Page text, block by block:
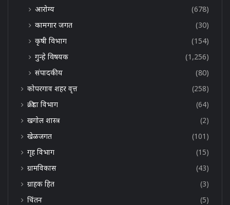
आरोग्य
(678)
कामगार जगत
(30)
कृषी विभाग
(154)
गुन्हे विषयक
(1,256)
संपादकीय
(80)
कोपरगाव शहर वृत्त
(258)
क्रीडा विभाग
(64)
खगोल शास्त्र
(2)
खेळजगत
(101)
गृह विभाग
(15)
ग्रामविकास
(43)
ग्राहक हित
(3)
चिंतन
(5)